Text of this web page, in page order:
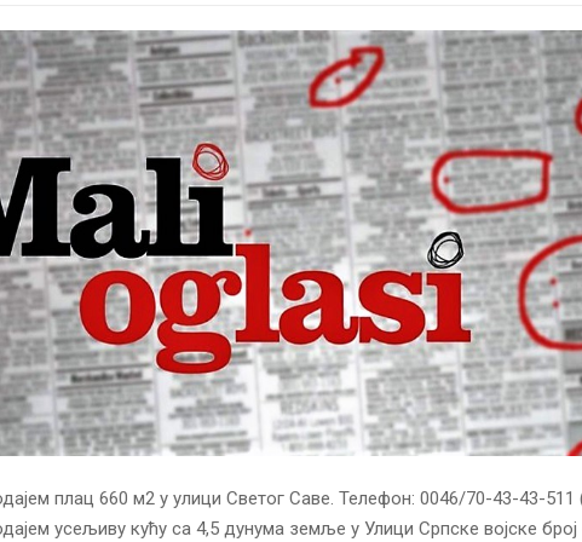
плац 660 м2 у улици Светог Саве. Телефон: 0046/70-43-43-511
усељиву кућу са 4,5 дунума земље у Улици Српске војске